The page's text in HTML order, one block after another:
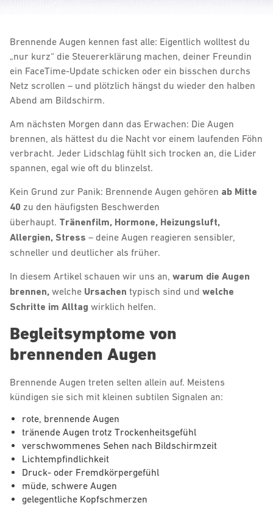
Brennende Augen kennen fast alle: Eigentlich wolltest du
„nur kurz“ die Steuererklärung machen, deiner Freundin
ein FaceTime-Update schicken oder ein bisschen durchs
Netz scrollen – und plötzlich hängst du wieder den halben
Abend am Bildschirm.
Am nächsten Morgen dann das Erwachen: Die Augen
brennen, als hättest du die Nacht vor einem laufenden Föhn
verbracht. Jeder Lidschlag fühlt sich trocken an, die Lider
spannen, egal wie oft du blinzelst.
Kein Grund zur Panik: Brennende Augen gehören ab Mitte
40 zu den häufigsten Beschwerden
überhaupt. Tränenfilm, Hormone, Heizungsluft,
Allergien, Stress – deine Augen reagieren sensibler,
schneller und deutlicher als früher.
In diesem Artikel schauen wir uns an, warum die Augen
brennen, welche Ursachen typisch sind und welche
Schritte im Alltag wirklich helfen.
Begleitsymptome von
brennenden Augen
Brennende Augen treten selten allein auf. Meistens
kündigen sie sich mit kleinen subtilen Signalen an:
rote, brennende Augen
tränende Augen trotz Trockenheitsgefühl
verschwommenes Sehen nach Bildschirmzeit
Lichtempfindlichkeit
Druck- oder Fremdkörpergefühl
müde, schwere Augen
gelegentliche Kopfschmerzen